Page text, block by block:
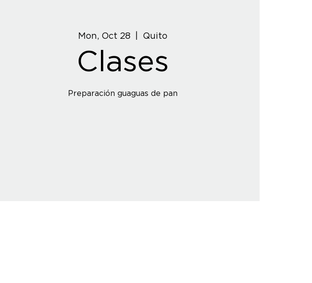
Mon, Oct 28 Quito
Clases
Preparación guaguas de pan